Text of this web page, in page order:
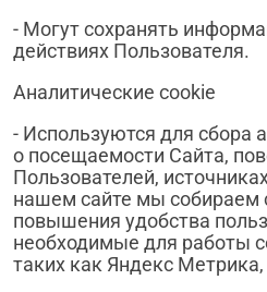
- Могут сохранять
действиях Пользователя.
Аналитические cookie
- Используются для сбора
о посещаемости Сайта,
Пользователей,
нашем сайте мы собираем
повышения удобства
необходимые для работы
таких как Яндекс Метрика,